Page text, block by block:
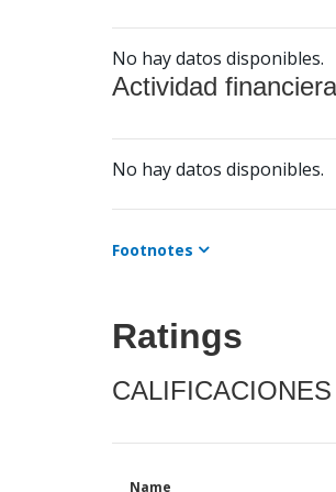
No hay datos disponibles.
Actividad
No hay datos disponibles.
Footnotes
Ratings
Name